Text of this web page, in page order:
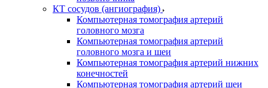
КТ сосудов (ангиография)
Компьютерная томография артерий
головного мозга
Компьютерная томография артерий
головного мозга и шеи
Компьютерная томография артерий нижних
конечностей
Компьютерная томография артерий шеи